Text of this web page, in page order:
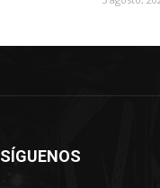
SÍGUENOS